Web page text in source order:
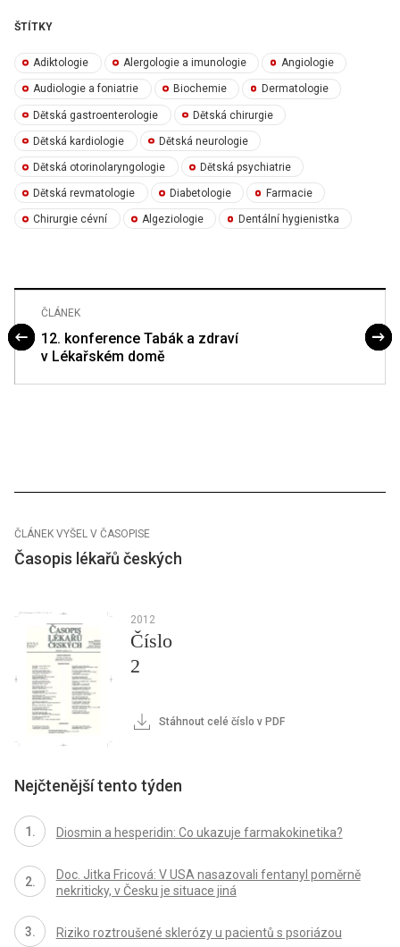
ŠTÍTKY
Adiktologie Alergologie a imunologie Angiologie
Audiologie a foniatrie Biochemie Dermatologie
Dětská gastroenterologie Dětská chirurgie
Dětská kardiologie Dětská neurologie
Dětská otorinolaryngologie Dětská psychiatrie
Dětská revmatologie Diabetologie Farmacie
Chirurgie cévní Algeziologie Dentální hygienistka
ČLÁNEK
12. konference Tabák a zdraví
v Lékařském domě
ČLÁNEK VYŠEL V ČASOPISE
Časopis lékařů českých
2012
Číslo
2
Stáhnout celé číslo v PDF
Nejčtenější tento týden
Diosmin a hesperidin: Co ukazuje farmakokinetika?
Doc. Jitka Fricová: V USA nasazovali fentanyl poměrně
nekriticky, v Česku je situace jiná
Riziko roztroušené sklerózy u pacientů s psoriázou